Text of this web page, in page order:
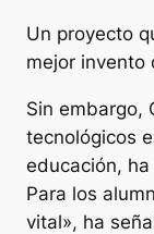
Un proyecto
mejor invento
Sin embargo,
tecnológicos
educación,
Para los
vital», ha